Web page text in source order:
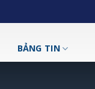
BẢNG TIN